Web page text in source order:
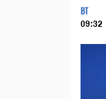
BT
09:32